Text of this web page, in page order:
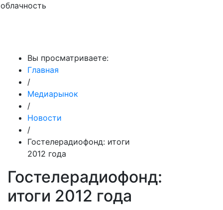
облачность
Вы просматриваете:
Главная
/
Медиарынок
/
Новости
/
Гостелерадиофонд: итоги
2012 года
Гостелерадиофонд:
итоги 2012 года